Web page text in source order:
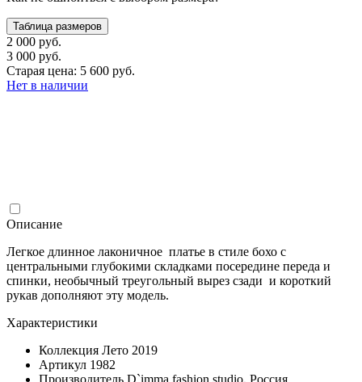
Таблица размеров
2 000 руб.
3 000 руб.
Старая цена: 5 600 руб.
Нет в наличии
Описание
Легкое длинное лаконичное платье в стиле бохо с
центральными глубокими складками посередине переда и
спинки, необычный треугольный вырез сзади и короткий
рукав дополняют эту модель.
Характеристики
Коллекция Лето 2019
Артикул 1982
Производитель D`imma fashion studio, Россия